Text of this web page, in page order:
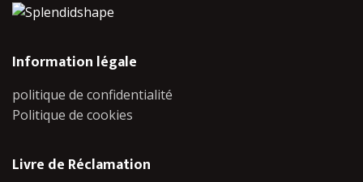
Information légale
politique de confidentialité
Politique de cookies
Livre de Réclamation